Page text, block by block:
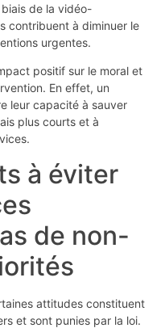
de la vidéo-
contribuent à diminuer le
urgentes.
positif sur le moral et
En effet, un
leur capacité à sauver
plus courts et à
à éviter
de non-
attitudes constituent
et sont punies par la loi.